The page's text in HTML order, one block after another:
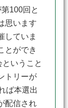
100回と
思います
していま
とができ
いうこと
トリーが
ば本選出
配信され